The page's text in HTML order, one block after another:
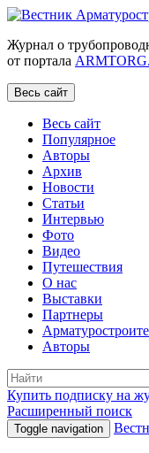
Журнал о
от портала
Весь сайт
Весь сайт
Популярное
Авторы
Архив
Новости
Статьи
Интервью
Фото
Видео
Путешествия
О нас
Выставки
Партнеры
Авторы
Купить подписку на
Расширенный поиск
Toggle navigation